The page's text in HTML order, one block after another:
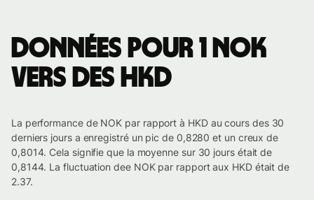
Données pour 1 NOK
vers des HKD
La performance de NOK par rapport à HKD au cours des 30
derniers jours a enregistré un pic de 0,8280 et un creux de
0,8014. Cela signifie que la moyenne sur 30 jours était de
0,8144. La fluctuation dee NOK par rapport aux HKD était de
2.37.